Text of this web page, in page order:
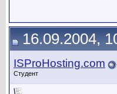
16.09.2004,
ISProHosting.com
Студент